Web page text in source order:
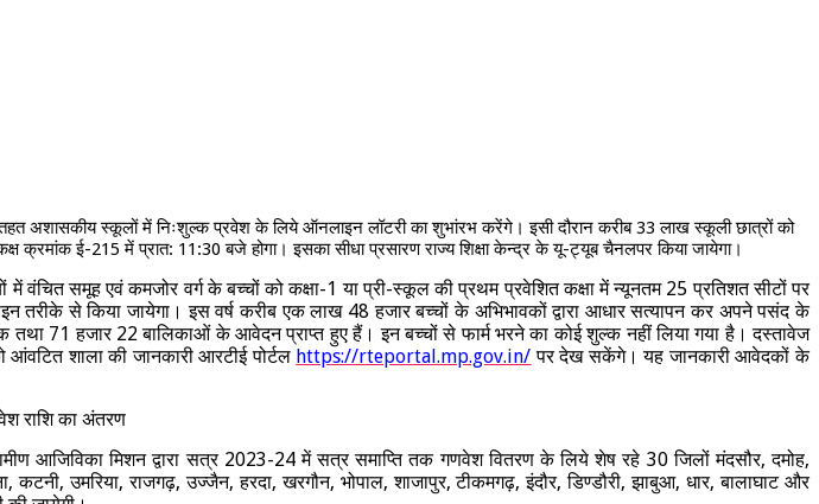
तहत अशासकीय स्कूलों में निःशुल्क प्रवेश के लिये ऑनलाइन लॉटरी का शुभांरभ करेंगे। इसी दौरान करीब 33 लाख स्कूली छात्रों को
क्रमांक ई-215 में प्रात: 11:30 बजे होगा। इसका सीधा प्रसारण राज्‍य शिक्षा केन्‍द्र के यू-ट्यूब चैनलपर किया जायेगा।
वंचित समूह एवं कमजोर वर्ग के बच्चों को कक्षा-1 या प्री-स्कूल की प्रथम प्रवेशित कक्षा में न्यूनतम 25 प्रतिशत सीटों पर
से किया जायेगा। इस वर्ष करीब एक लाख 48 हजार बच्चों के अभिभावकों द्वारा आधार सत्यापन कर अपने पसंद के
71 हजार 22 बालिकाओं के आवेदन प्राप्त हुए हैं। इन बच्चों से फार्म भरने का कोई शुल्क नहीं लिया गया है। दस्तावेज
शाला की जानकारी आरटीई पोर्टल https://rteportal.mp.gov.in/ पर देख सकेंगे। यह जानकारी आवेदकों के
राशि का अंतरण
आजिविका मिशन द्वारा सत्र 2023-24 में सत्र समाप्ति तक गणवेश वितरण के लिये शेष रहे 30 जिलों मंदसौर, दमोह,
उमरिया, राजगढ़, उज्जैन, हरदा, खरगौन, भोपाल, शाजापुर, टीकमगढ़, इंदौर, डिण्डौरी, झाबुआ, धार, बालाघाट और